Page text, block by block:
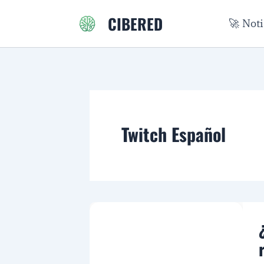
contenido
CIBERED 🚀
Twitch Español